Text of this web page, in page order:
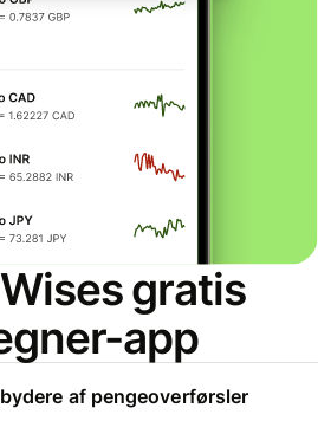
gratis
app
af pengeoverførsler